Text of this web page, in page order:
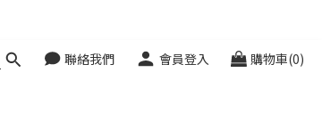
聯絡我們 會員登入 購物車(0)